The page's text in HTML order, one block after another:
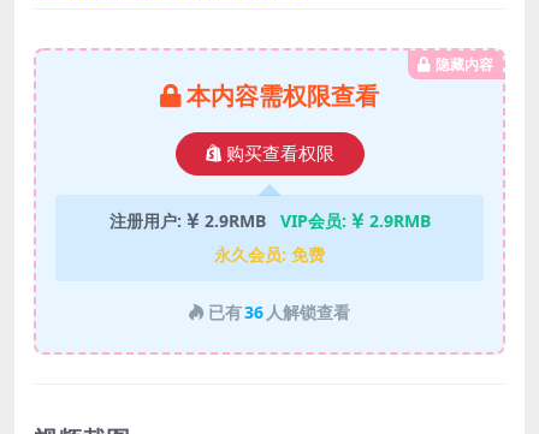
隐藏内容
本内容需权限查看
购买查看权限
注册用户: 2.9RMB VIP会员:
2.9RMB
永久会员: 免费
已有36 人解锁查看